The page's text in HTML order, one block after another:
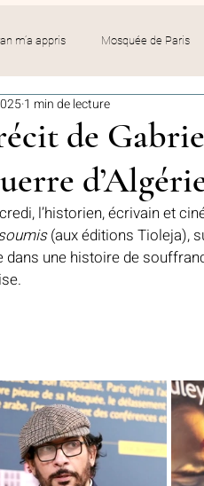
m’a appris Mosquée de Paris
Formation
Hommage Fédération GMP
Algérie 2024 ​​Focus sur une
de
1 min de lecture
l’historien, écrivain et
(aux éditions Tioleja),
dans une histoire de